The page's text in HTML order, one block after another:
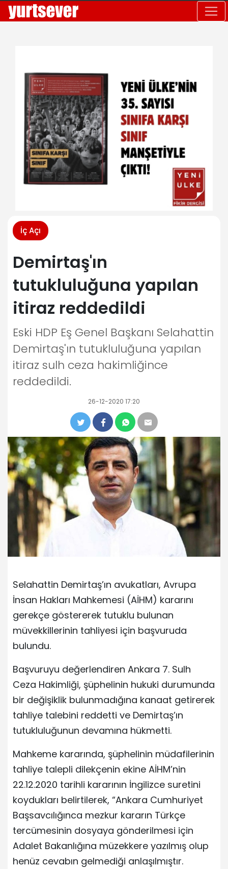
İç Açı
Demirtaş'ın
tutukluluğuna yapılan
itiraz reddedildi
Eski HDP Eş Genel Başkanı Selahattin
Demirtaş'ın tutukluluğuna yapılan
itiraz sulh ceza hakimliğince
reddedildi.
26-12-2020 17:20
Selahattin Demirtaş’ın avukatları, Avrupa
İnsan Hakları Mahkemesi (AİHM) kararını
gerekçe göstererek tutuklu bulunan
müvekkillerinin tahliyesi için başvuruda
bulundu.
Başvuruyu değerlendiren Ankara 7. Sulh
Ceza Hakimliği, şüphelinin hukuki durumunda
bir değişiklik bulunmadığına kanaat getirerek
tahliye talebini reddetti ve Demirtaş’ın
tutukluluğunun devamına hükmetti.
Mahkeme kararında, şüphelinin müdafilerinin
tahliye talepli dilekçenin ekine AİHM’nin
22.12.2020 tarihli kararının İngilizce suretini
koydukları belirtilerek, “Ankara Cumhuriyet
Başsavcılığınca mezkur kararın Türkçe
tercümesinin dosyaya gönderilmesi için
Adalet Bakanlığına müzekkere yazılmış olup
henüz cevabın gelmediği anlaşılmıştır.